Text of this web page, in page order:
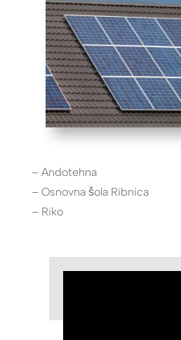
– Andotehna
– Osnovna šola Ribnica
– Riko